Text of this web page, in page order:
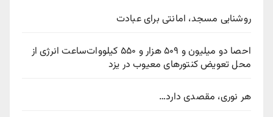
روشنایی مسجد، امانتی برای عبادت
احصا دو میلیون و ۵۰۹ هزار و ۵۵۰ کیلووات‌ساعت انرژی از
محل تعویض کنتورهای معیوب در یزد
هر نوری، مقصدی دارد…